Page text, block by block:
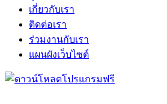
เกี่ยวกับเรา
ติดต่อเรา
ร่วมงานกับเรา
แผนผังเว็บไซต์